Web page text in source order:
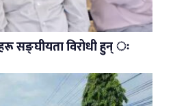
सङ्घीयता विरोधी हुन् ः